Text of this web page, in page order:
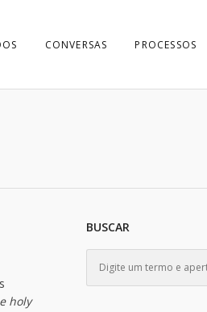
CONVERSAS PROCESSOS
holy
BUSCAR